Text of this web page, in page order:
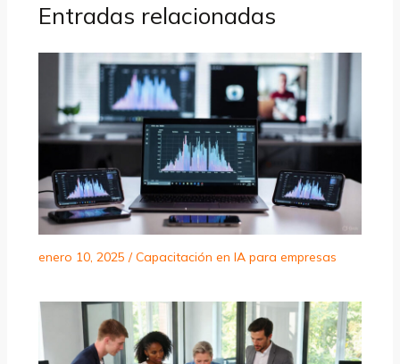
Entradas relacionadas
enero 10, 2025 /Capacitación en IA para empresas